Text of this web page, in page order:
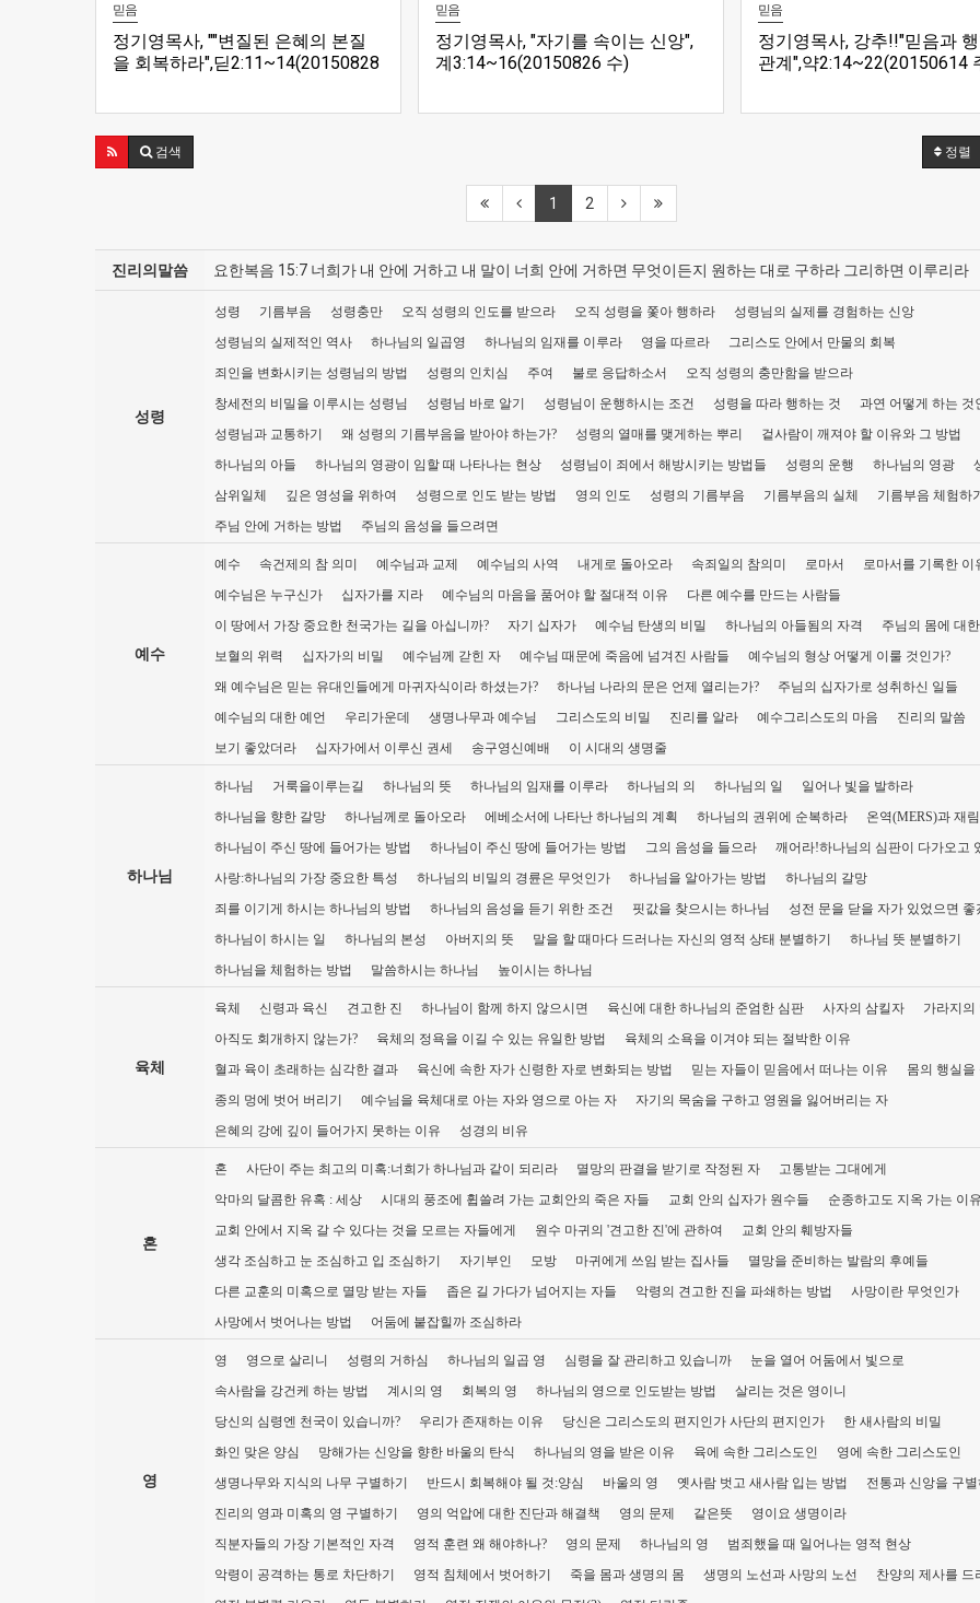
믿음
정기영목사, ""변질된 은혜의 본질
을 회복하라",딛2:11~14(20150828
믿음
정기영목사, "자기를 속이는 신앙",
계3:14~16(20150826 수)
믿음
정기영목사, 강추!!"믿음과
관계",약2:14~22(20150614
정렬
검색
1 2
진리의말씀 요한복음 15:7 너희가 내 안에 거하고 내 말이 너희 안에 거하면 무엇이든지 원하는 대로 구하라 그리하면 이루리라
성령
성령 기름부음 성령충만 오직 성령의 인도를 받으라 오직 성령을 쫓아 행하라
성령님의 실제를 경험하는 신앙
성령님의 실제적인 역사
하나님의 일곱영 하나님의 임재를 이루라 영을 따르라
그리스도 안에서 만물의 회복
죄인을 변화시키는 성령님의 방법
성령의 인치심 주여 불로 응답하소서
오직 성령의 충만함을 받으라
창세전의 비밀을 이루시는 성령님
성령님 바로 알기 성령님이 운행하시는 조건 성령을 따라 행하는 것
과연 어떻게 하는 것
성령님과 교통하기
왜 성령의 기름부음을 받아야 하는가? 성령의 열매를 맺게하는 뿌리
겉사람이 깨져야 할 이유와 그 방법
하나님의 아들
하나님의 영광이 임할 때 나타나는 현상 성령님이 죄에서 해방시키는 방법들 성령의 운행 하나님의 영광
삼위일체
깊은 영성을 위하여 성령으로 인도 받는 방법 영의 인도 성령의 기름부음 기름부음의 실체
기름부음 체험하
주님 안에 거하는 방법
주님의 음성을 들으려면
예수
예수 속건제의 참 의미 예수님과 교제 예수님의 사역 내게로 돌아오라 속죄일의 참의미 로마서
로마서를 기록한 이
예수님은 누구신가
십자가를 지라 예수님의 마음을 품어야 할 절대적 이유
다른 예수를 만드는 사람들
이 땅에서 가장 중요한 천국가는 길을 아십니까?
자기 십자가 예수님 탄생의 비밀 하나님의 아들됨의 자격
주님의 몸에 대
보혈의 위력
십자가의 비밀 예수님께 갇힌 자 예수님 때문에 죽음에 넘겨진 사람들
예수님의 형상 어떻게 이룰 것인가?
왜 예수님은 믿는 유대인들에게 마귀자식이라 하셨는가?
하나님 나라의 문은 언제 열리는가?
주님의 십자가로 성취하신 일들
예수님의 대한 예언
우리가운데 생명나무과 예수님 그리스도의 비밀 진리를 알라 예수그리스도의 마음
진리의 말씀
보기 좋았더라
십자가에서 이루신 권세 송구영신예배 이 시대의 생명줄
하나님
하나님 거룩을이루는길 하나님의 뜻 하나님의 임재를 이루라 하나님의 의 하나님의 일
일어나 빛을 발하라
하나님을 향한 갈망
하나님께로 돌아오라 에베소서에 나타난 하나님의 계획 하나님의 권위에 순복하라
온역(MERS)과 재
하나님이 주신 땅에 들어가는 방법
하나님이 주신 땅에 들어가는 방법 그의 음성을 들으라
깨어라!하나님의 심판이 다가오고
사랑:하나님의 가장 중요한 특성
하나님의 비밀의 경륜은 무엇인가 하나님을 알아가는 방법
하나님의 갈망
죄를 이기게 하시는 하나님의 방법
하나님의 음성을 듣기 위한 조건 핏값을 찾으시는 하나님
성전 문을 닫을 자가 있었으면 좋
하나님이 하시는 일
하나님의 본성 아버지의 뜻 말을 할 때마다 드러나는 자신의 영적 상태 분별하기
하나님 뜻 분별하기
하나님을 체험하는 방법
말씀하시는 하나님 높이시는 하나님
육체
육체 신령과 육신 견고한 진 하나님이 함께 하지 않으시면 육신에 대한 하나님의 준엄한 심판 사자의 삼킬자
가라지의
아직도 회개하지 않는가?
육체의 정욕을 이길 수 있는 유일한 방법
육체의 소욕을 이겨야 되는 절박한 이유
혈과 육이 초래하는 심각한 결과
육신에 속한 자가 신령한 자로 변화되는 방법 믿는 자들이 믿음에서 떠나는 이유
몸의 행실을
종의 멍에 벗어 버리기
예수님을 육체대로 아는 자와 영으로 아는 자
자기의 목숨을 구하고 영원을 잃어버리는 자
은혜의 강에 깊이 들어가지 못하는 이유
성경의 비유
혼
혼 사단이 주는 최고의 미혹:너희가 하나님과 같이 되리라 멸망의 판결을 받기로 작정된 자
고통받는 그대에게
악마의 달콤한 유혹 : 세상
시대의 풍조에 휩쓸려 가는 교회안의 죽은 자들 교회 안의 십자가 원수들
순종하고도 지옥 가는 이유
교회 안에서 지옥 갈 수 있다는 것을 모르는 자들에게
원수 마귀의 '견고한 진'에 관하여
교회 안의 훼방자들
생각 조심하고 눈 조심하고 입 조심하기
자기부인 모방 마귀에게 쓰임 받는 집사들
멸망을 준비하는 발람의 후예들
다른 교훈의 미혹으로 멸망 받는 자들
좁은 길 가다가 넘어지는 자들 악령의 견고한 진을 파쇄하는 방법
사망이란 무엇인가
사망에서 벗어나는 방법
어둠에 붙잡힐까 조심하라
영
영 영으로 살리니 성령의 거하심 하나님의 일곱 영 심령을 잘 관리하고 있습니까
눈을 열어 어둠에서 빛으로
속사람을 강건케 하는 방법
계시의 영 회복의 영 하나님의 영으로 인도받는 방법
살리는 것은 영이니
당신의 심령엔 천국이 있습니까?
우리가 존재하는 이유 당신은 그리스도의 편지인가 사단의 편지인가
한 새사람의 비밀
화인 맞은 양심
망해가는 신앙을 향한 바울의 탄식 하나님의 영을 받은 이유 육에 속한 그리스도인
영에 속한 그리스도인
생명나무와 지식의 나무 구별하기
반드시 회복해야 될 것:양심 바울의 영 옛사람 벗고 새사람 입는 방법
전통과 신앙을 구
진리의 영과 미혹의 영 구별하기
영의 억압에 대한 진단과 해결책 영의 문제 같은뜻
영이요 생명이라
직분자들의 가장 기본적인 자격
영적 훈련 왜 해야하나? 영의 문제 하나님의 영
범죄했을 때 일어나는 영적 현상
악령이 공격하는 통로 차단하기
영적 침체에서 벗어하기 죽을 몸과 생명의 몸 생명의 노선과 사망의 노선
찬양의 제사를 드